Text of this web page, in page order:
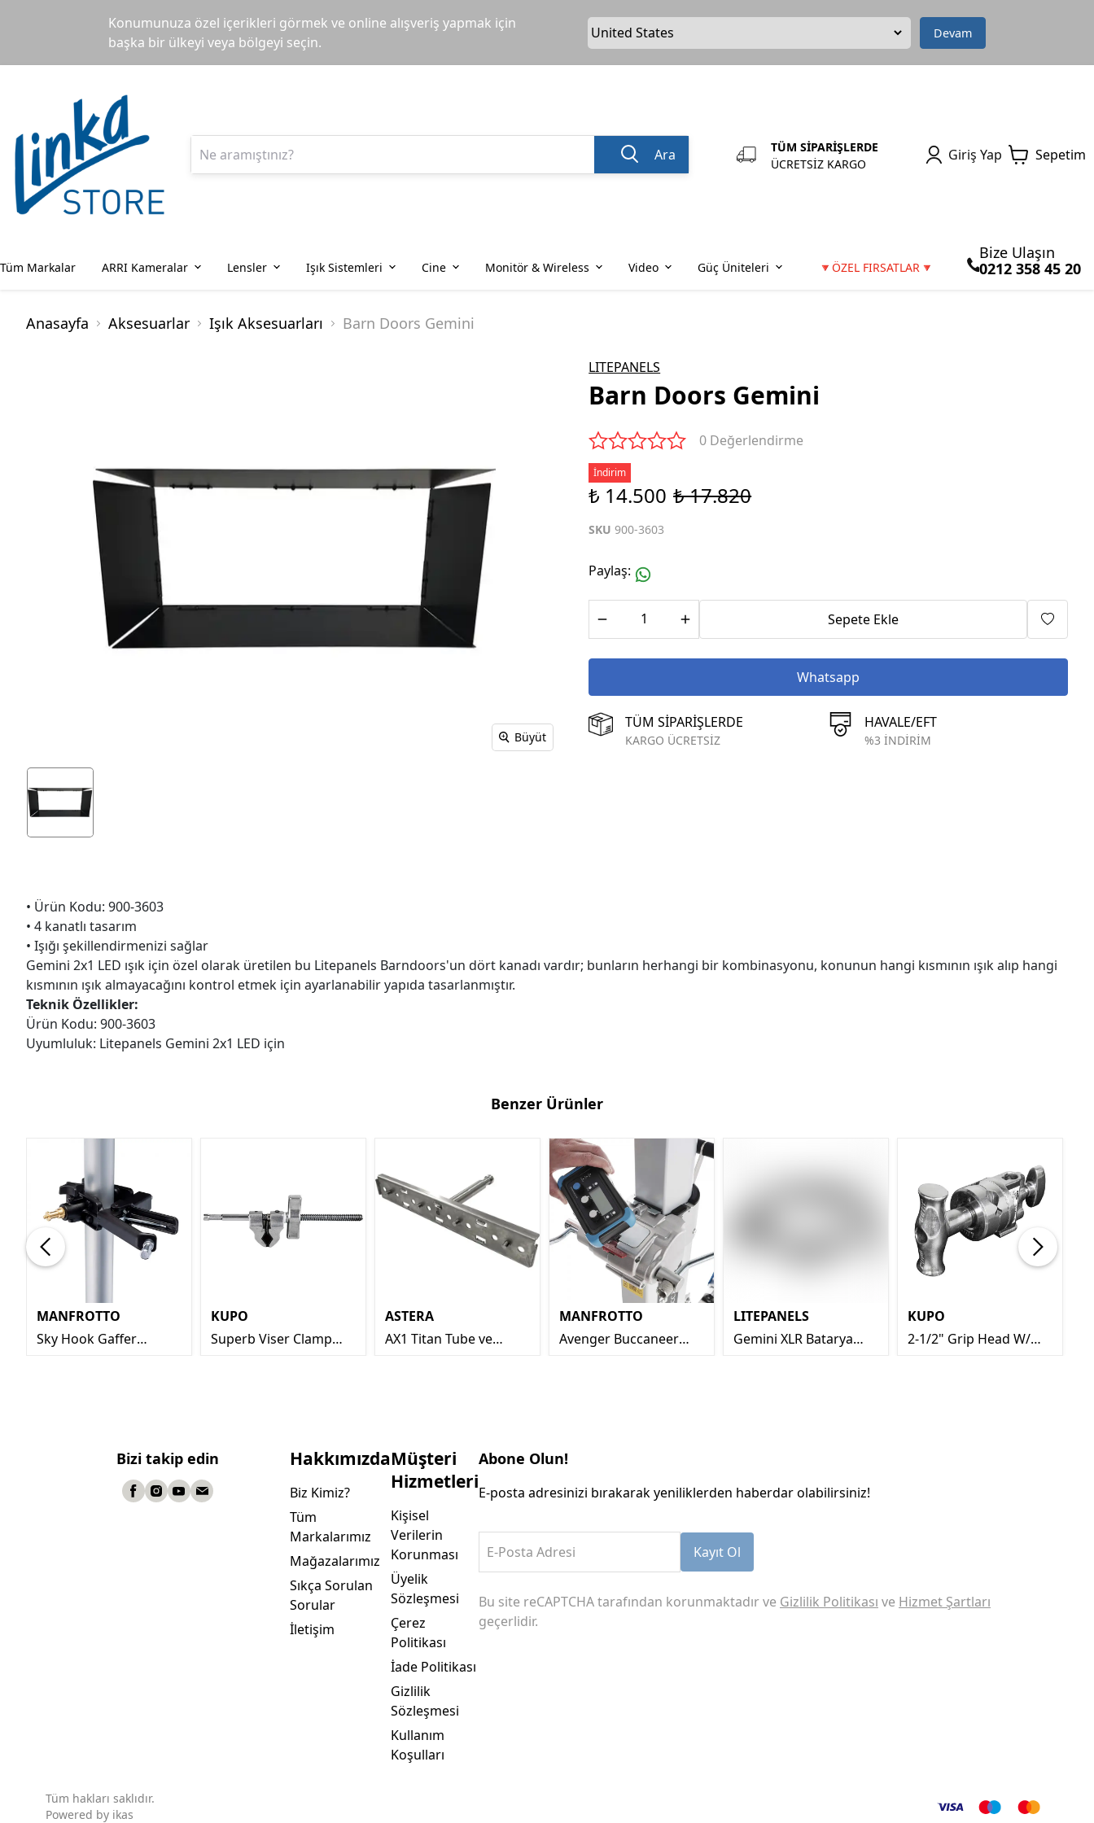
Konumunuza özel içerikleri görmek ve online alışveriş yapmak için
başka bir ülkeyi veya bölgeyi seçin.
Devam
Ara
TÜM SİPARİŞLERDE
ÜCRETSİZ KARGO
Giriş Yap Sepetim
Tüm Markalar ARRI Kameralar Lensler Işık Sistemleri Cine Monitör & Wireless Video Güç Üniteleri 🔻ÖZEL FIRSATLAR🔻
Bize Ulaşın
0212 358 45 20
Anasayfa Aksesuarlar Işık Aksesuarları Barn Doors Gemini
Büyüt
LITEPANELS
Barn Doors Gemini
0 Değerlendirme
İndirim
₺ 14.500 ₺ 17.820
SKU 900-3603
Paylaş:
Sepete Ekle
Whatsapp
TÜM SİPARİŞLERDE
KARGO ÜCRETSİZ
HAVALE/EFT
%3 İNDİRİM
• Ürün Kodu: 900-3603
• 4 kanatlı tasarım
• Işığı şekillendirmenizi sağlar
Gemini 2x1 LED ışık için özel olarak üretilen bu Litepanels Barndoors'un dört kanadı vardır; bunların herhangi bir kombinasyonu, konunun hangi kısmının ışık alıp hangi
kısmının ışık almayacağını kontrol etmek için ayarlanabilir yapıda tasarlanmıştır.
Teknik Özellikler:
Ürün Kodu: 900-3603
Uyumluluk: Litepanels Gemini 2x1 LED için
Benzer Ürünler
MANFROTTO
Sky Hook Gaffer
KUPO
Superb Viser Clamp
ASTERA
AX1 Titan Tube ve
MANFROTTO
Avenger Buccaneer
LITEPANELS
Gemini XLR Batarya
KUPO
2-1/2" Grip Head W/
Bizi takip edin Hakkımızda
Biz Kimiz?
Tüm
Markalarımız
Mağazalarımız
Sıkça Sorulan
Sorular
İletişim
Müşteri
Hizmetleri
Kişisel
Verilerin
Korunması
Üyelik
Sözleşmesi
Çerez
Politikası
İade Politikası
Gizlilik
Sözleşmesi
Kullanım
Koşulları
Abone Olun!
E-posta adresinizi bırakarak yeniliklerden haberdar olabilirsiniz!
E-Posta Adresi Kayıt Ol
Bu site reCAPTCHA tarafından korunmaktadır ve Gizlilik Politikası ve Hizmet Şartları
geçerlidir.
Tüm hakları saklıdır.
Powered by ikas